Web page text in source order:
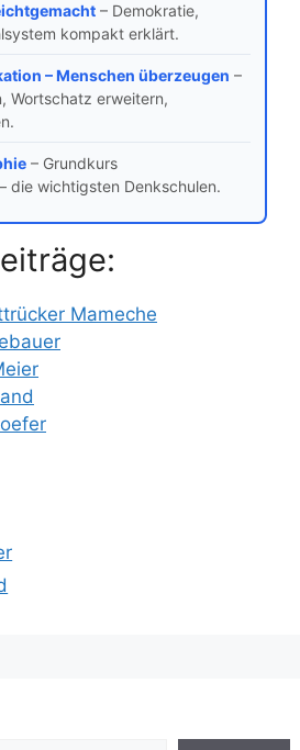
– Demokratie,
kompakt erklärt.
– Menschen überzeugen –
Wortschatz erweitern,
– Grundkurs
die wichtigsten Denkschulen.
Mameche